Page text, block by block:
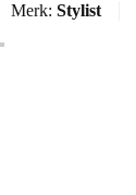
Merk: Stylist